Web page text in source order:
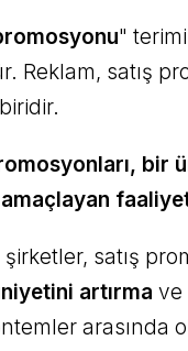
"
Reklam, satış
bir
şirketler, satış
artırma ve
arasında